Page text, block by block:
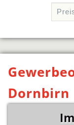
Dornbirn